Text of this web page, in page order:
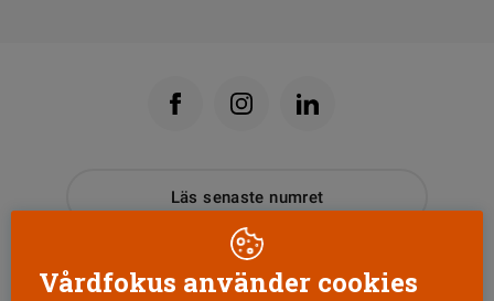
Läs senaste numret
Nyhetsbrev
Vårdfokus använder cookies